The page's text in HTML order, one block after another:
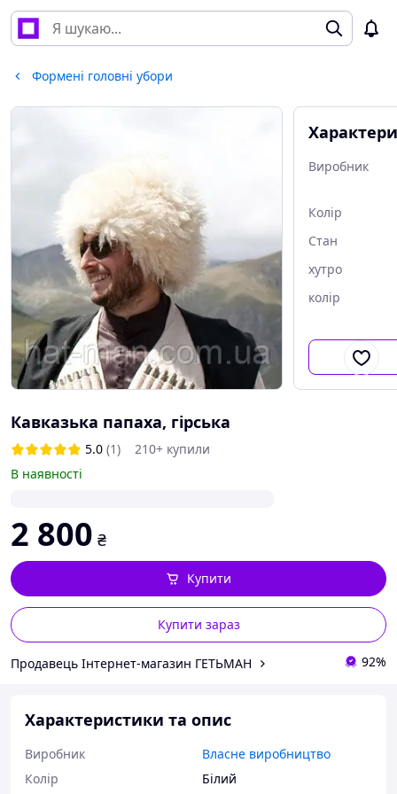
Формені головні убори
Виробник
Колір
Стан
хутро
колір
Кавказька папаха, гірська
5.0 (1)
210+ купили
В наявності
2 800 ₴
Купити зараз
Купити
Продавець Інтернет-магазин ГЕТЬМАН 92%
Характеристики та опис
Виробник
Власне виробництво
Колір
Білий